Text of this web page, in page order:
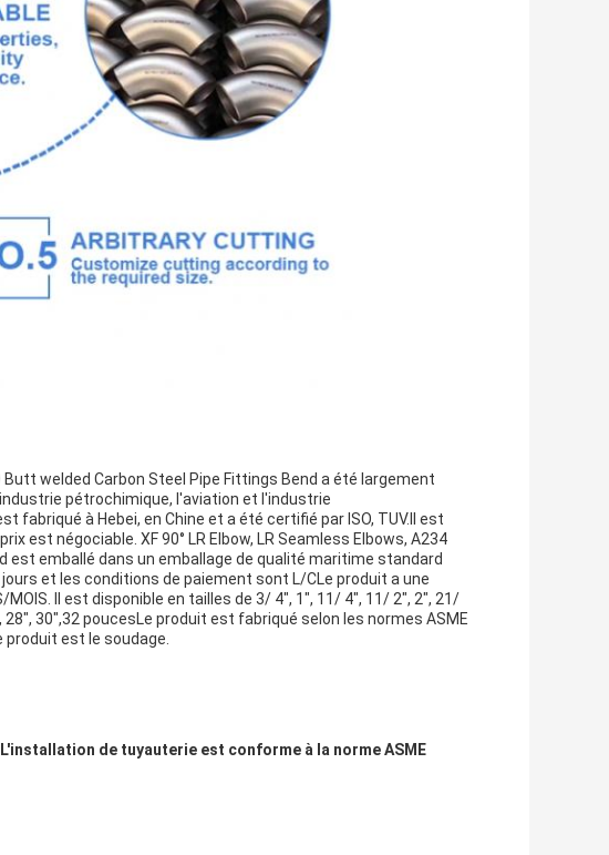
Butt welded Carbon Steel Pipe Fittings Bend a été largement
pétrochimique, l'aviation et l'industrie
à Hebei, en Chine et a été certifié par ISO, TUV.Il est
est négociable. XF 90° LR Elbow, LR Seamless Elbows, A234
est emballé dans un emballage de qualité maritime standard
et les conditions de paiement sont L/CLe produit a une
Il est disponible en tailles de 3/ 4", 1", 11/ 4", 11/ 2", 2", 21/
28", 30",32 poucesLe produit est fabriqué selon les normes ASME
produit est le soudage.
L'installation de tuyauterie est conforme à la norme ASME